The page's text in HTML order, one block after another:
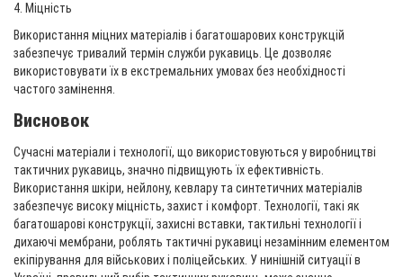
4. Міцність
Використання міцних матеріалів і багатошарових конструкцій
забезпечує тривалий термін служби рукавиць. Це дозволяє
використовувати їх в екстремальних умовах без необхідності
частого замінення.
Висновок
Сучасні матеріали і технології, що використовуються у виробництві
тактичних рукавиць, значно підвищують їх ефективність.
Використання шкіри, нейлону, кевлару та синтетичних матеріалів
забезпечує високу міцність, захист і комфорт. Технології, такі як
багатошарові конструкції, захисні вставки, тактильні технології і
дихаючі мембрани, роблять тактичні рукавиці незамінним елементом
екіпірування для військових і поліцейських. У нинішній ситуації в